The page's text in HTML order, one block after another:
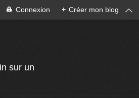
Connexion + Créer mon blog
sur un